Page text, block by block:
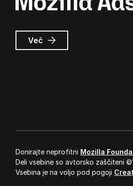
Več o
Oglasi
Donirajte neprofitni Mozilla
Deli vsebine so avtorsko zaščiteni
Vsebina je na voljo pod pogoji